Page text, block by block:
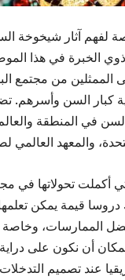
لفهم آثار شيخوخة
ذوي الخبرة في هذا
الممثلين من مجتمع
كبار السن وأسرهم.
أكملت تحولاتها
قيمة يمكن
الممارسات، وخاصة
أن نكون على
عند تصميم التدخلات